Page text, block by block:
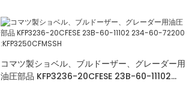
コマツ製ショベル、ブルドーザー、グレーダー用
油圧部品 KFP3236-20CFESE 23B-60-11102